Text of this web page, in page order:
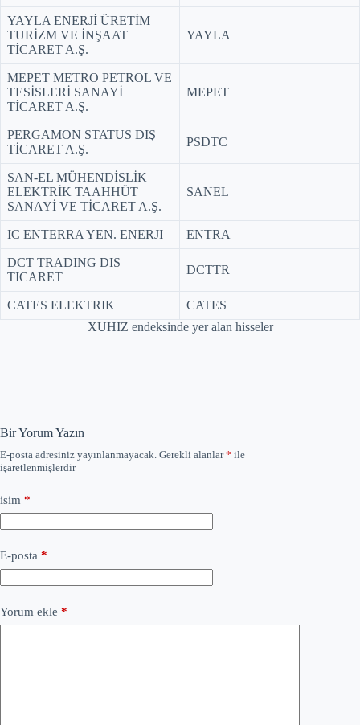
YAYLA ENERJİ ÜRETİM
TURİZM VE İNŞAAT
TİCARET A.Ş.
YAYLA
MEPET METRO PETROL VE
TESİSLERİ SANAYİ
TİCARET A.Ş.
MEPET
PERGAMON STATUS DIŞ
TİCARET A.Ş.
PSDTC
SAN-EL MÜHENDİSLİK
ELEKTRİK TAAHHÜT
SANAYİ VE TİCARET A.Ş.
SANEL
IC ENTERRA YEN. ENERJI ENTRA
DCT TRADING DIS
TICARET
DCTTR
CATES ELEKTRIK
CATES
XUHIZ endeksinde yer alan hisseler
Bir Yorum Yazın
E-posta adresiniz yayınlanmayacak. Gerekli alanlar* ile
işaretlenmişlerdir
isim *
E-posta *
Yorum ekle *